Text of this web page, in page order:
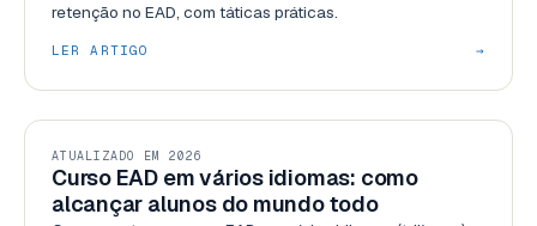
retenção no EAD, com táticas práticas.
LER ARTIGO →
RECURSOS
ATUALIZADO EM 2026
Curso EAD em vários idiomas: como
alcançar alunos do mundo todo